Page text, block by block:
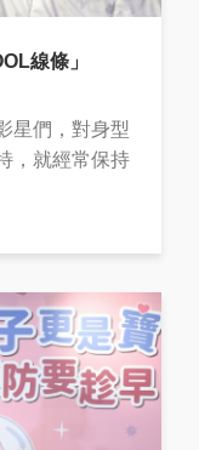
線條」
星們，對身型
，就經常保持